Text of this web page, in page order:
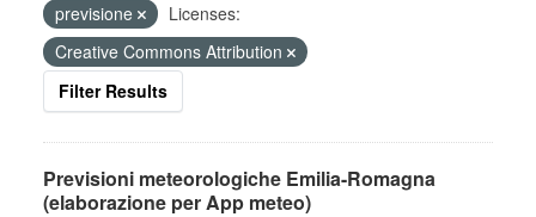
previsione
Licenses:
Creative Commons Attribution
Filter Results
Previsioni meteorologiche Emilia-Romagna
(elaborazione per App meteo)